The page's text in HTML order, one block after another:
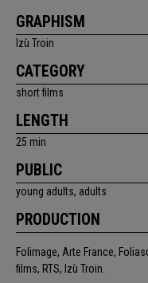
GRAPHISM
Izù Troin
CATEGORY
short films
LENGTH
25 min
PUBLIC
young adults, adults
PRODUCTION
Folimage, Arte France,
films, RTS, Izù Troin.